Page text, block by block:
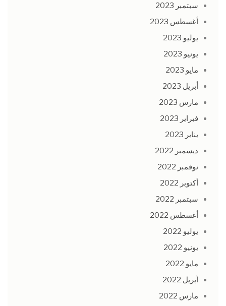
سبتمبر 2023
أغسطس 2023
يوليو 2023
يونيو 2023
مايو 2023
أبريل 2023
مارس 2023
فبراير 2023
يناير 2023
ديسمبر 2022
نوفمبر 2022
أكتوبر 2022
سبتمبر 2022
أغسطس 2022
يوليو 2022
يونيو 2022
مايو 2022
أبريل 2022
مارس 2022